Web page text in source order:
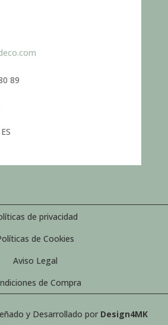
89
de privacidad
de Cookies
Aviso Legal
de Compra
y Desarrollado por Design4MK